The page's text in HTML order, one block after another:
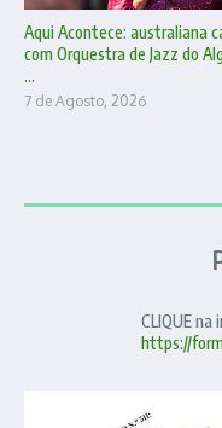
Aqui Acontece: australiana
com Orquestra de Jazz do
...
7 de Agosto, 2026
CLIQUE na
https://